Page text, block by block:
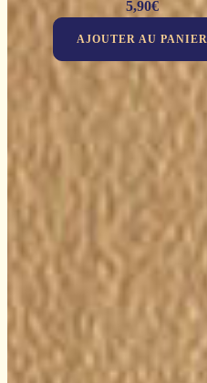
5,90€
AJOUTER AU PANIER